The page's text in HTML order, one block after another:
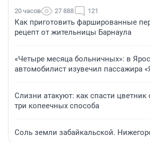
20 часов 27 888 121
Как приготовить фаршированные
рецепт от жительницы Барнаула
«Четыре месяца больничных»: в
автомобилист изувечил пассажира
Слизни атакуют: как спасти цветник
три копеечных способа
Соль земли забайкальской.